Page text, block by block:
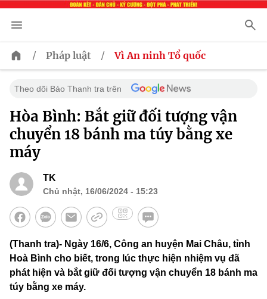
/ Pháp luật / Vì An ninh Tổ quốc
Theo dõi Báo Thanh tra trên
Hòa Bình: Bắt giữ đối tượng vận
chuyển 18 bánh ma túy bằng xe
máy
TK
Chủ nhật, 16/06/2024 - 15:23
(Thanh tra)- Ngày 16/6, Công an huyện Mai Châu, tỉnh
Hoà Bình cho biết, trong lúc thực hiện nhiệm vụ đã
phát hiện và bắt giữ đối tượng vận chuyển 18 bánh ma
túy bằng xe máy.